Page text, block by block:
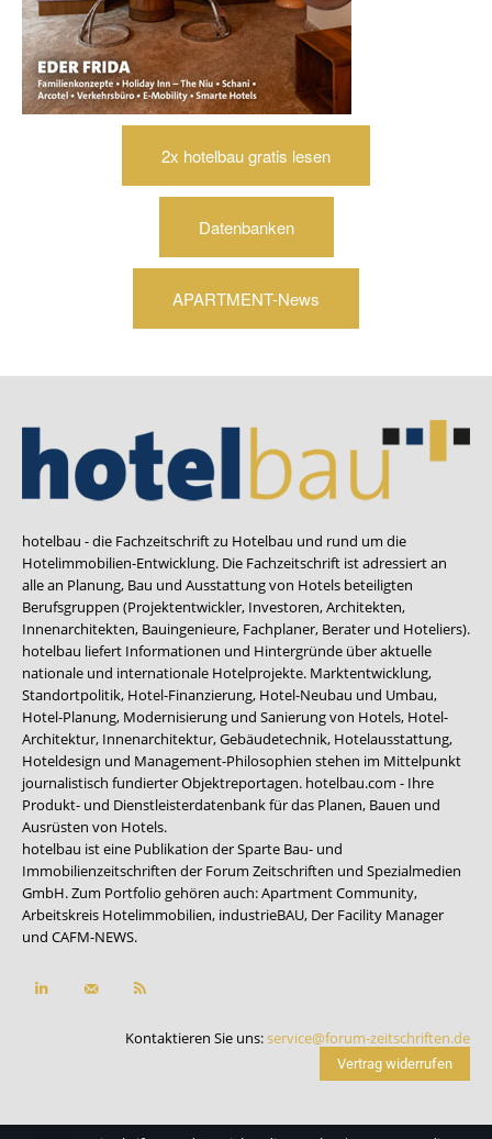
2x hotelbau gratis lesen
Datenbanken
APARTMENT-News
hotelbau - die Fachzeitschrift zu Hotelbau und rund um die
Hotelimmobilien-Entwicklung. Die Fachzeitschrift ist adressiert an
alle an Planung, Bau und Ausstattung von Hotels beteiligten
Berufsgruppen (Projektentwickler, Investoren, Architekten,
Innenarchitekten, Bauingenieure, Fachplaner, Berater und Hoteliers).
hotelbau liefert Informationen und Hintergründe über aktuelle
nationale und internationale Hotelprojekte. Marktentwicklung,
Standortpolitik, Hotel-Finanzierung, Hotel-Neubau und Umbau,
Hotel-Planung, Modernisierung und Sanierung von Hotels, Hotel-
Architektur, Innenarchitektur, Gebäudetechnik, Hotelausstattung,
Hoteldesign und Management-Philosophien stehen im Mittelpunkt
journalistisch fundierter Objektreportagen. hotelbau.com - Ihre
Produkt- und Dienstleisterdatenbank für das Planen, Bauen und
Ausrüsten von Hotels.
hotelbau ist eine Publikation der Sparte Bau- und
Immobilienzeitschriften der Forum Zeitschriften und Spezialmedien
GmbH. Zum Portfolio gehören auch:Apartment Community,
Arbeitskreis Hotelimmobilien, industrieBAU, Der Facility Manager
und CAFM-NEWS.
Kontaktieren Sie uns:service@forum-zeitschriften.de
Vertrag widerrufen